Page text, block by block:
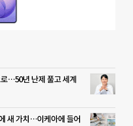
로…50년 난제 풀고 세계
새 가치…이케아에 들어